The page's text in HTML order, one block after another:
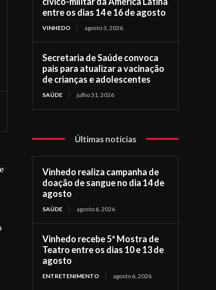
entre os dias 14 e 16 de agosto
VINHEDO agosto 3, 2026
Secretaria de Saúde convoca
pais para atualizar a vacinação
de crianças e adolescentes
SAÚDE julho 31, 2026
Últimas notícias
Vinhedo realiza campanha de
doação de sangue no dia 14 de
agosto
SAÚDE agosto 6, 2026
Vinhedo recebe 5ª Mostra de
Teatro entre os dias 10 e 13 de
agosto
ENTRETENIMENTO agosto 6, 2026